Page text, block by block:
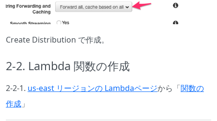
Create Distribution で作成。
2-2. Lambda 関数の作成
2-2-1. us-east リージョンの Lambdaページから「関数の
作成 」